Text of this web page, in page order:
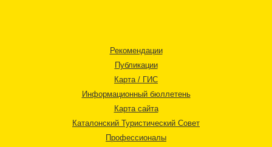
Рекомендации
Публикации
Карта / ГИС
Информационный бюллетень
Карта сайта
Каталонский Туристический Совет
Профессионалы